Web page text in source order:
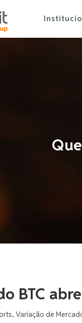
BTC
, Variação de